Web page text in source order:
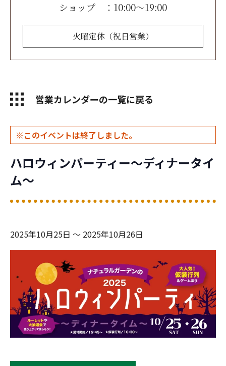
お問い合わせ
ショップ ：10:00～19:00
火曜定休 （祝日営業）
営業カレンダーの一覧に戻る
このイベントは終了しました。
ハロウィンパーティー～ディナータイ
ム～
2025年10月25日 ～ 2025年10月26日